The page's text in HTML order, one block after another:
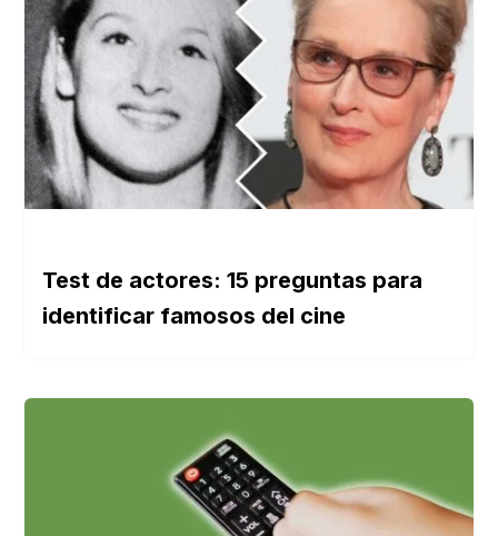
Test de actores: 15 preguntas para
identificar famosos del cine